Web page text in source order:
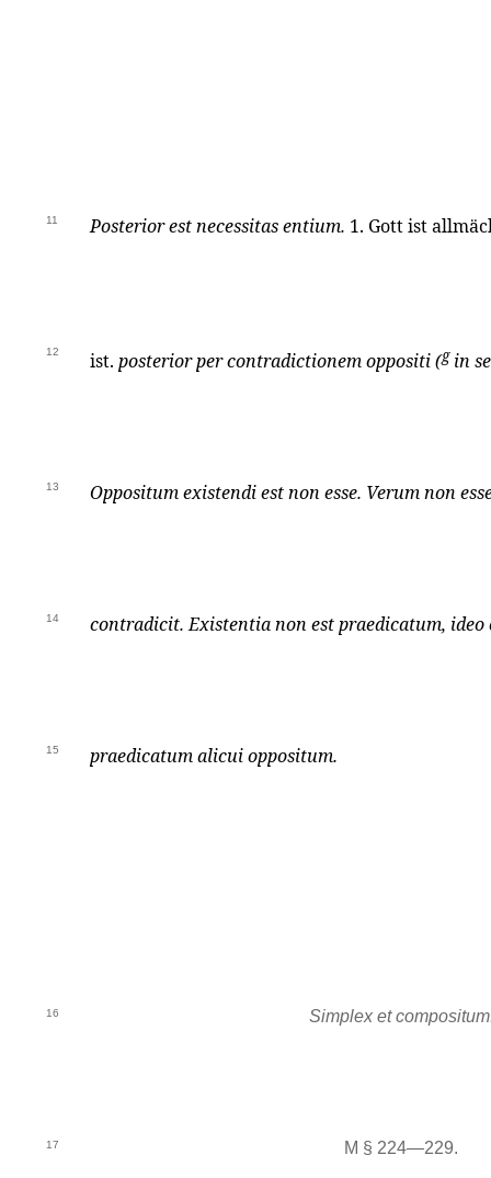
11 Posterior est necessitas entium. 1. Gott ist
12 ist. posterior per contradictionem oppositi (gin
13 Oppositum existendi est non esse. Verum non
14 contradicit. Existentia non est praedicatum,
15 praedicatum alicui oppositum.
16 Simplex et
17 M § 224—229.